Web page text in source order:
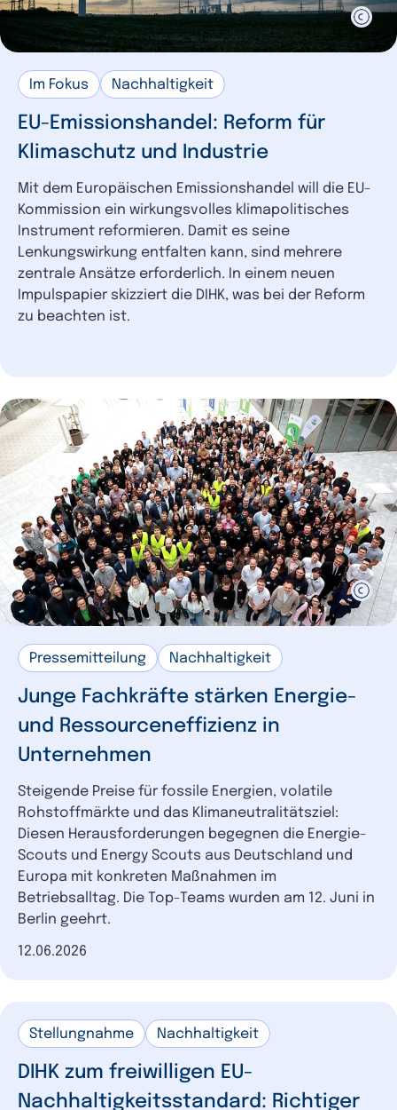
Im Fokus Nachhaltigkeit
EU-Emissionshandel: Reform für
Klimaschutz und Industrie
Mit dem Europäischen Emissionshandel will die EU-
Kommission ein wirkungsvolles klimapolitisches
Instrument reformieren. Damit es seine
Lenkungswirkung entfalten kann, sind mehrere
zentrale Ansätze erforderlich. In einem neuen
Impulspapier skizziert die DIHK, was bei der Reform
zu beachten ist.
Pressemitteilung Nachhaltigkeit
Junge Fachkräfte stärken Energie-
und Ressourceneffizienz in
Unternehmen
Steigende Preise für fossile Energien, volatile
Rohstoffmärkte und das Klimaneutralitätsziel:
Diesen Herausforderungen begegnen die Energie-
Scouts und Energy Scouts aus Deutschland und
Europa mit konkreten Maßnahmen im
Betriebsalltag. Die Top-Teams wurden am 12. Juni in
Berlin geehrt.
Datum der Veröffentlichung
12.06.2026
Stellungnahme Nachhaltigkeit
DIHK zum freiwilligen EU-
Nachhaltigkeitsstandard: Richtiger